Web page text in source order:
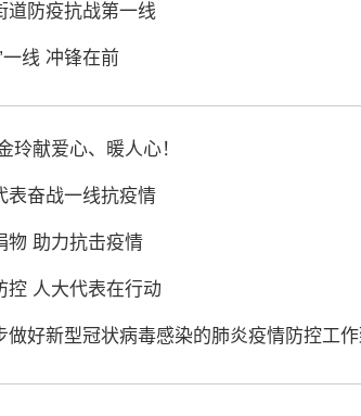
道防疫抗战第一线
一线 冲锋在前
玲献爱心、暖人心！
奋战一线抗疫情
物 助力抗击疫情
控 人大代表在行动
做好新型冠状病毒感染的肺炎疫情防控工